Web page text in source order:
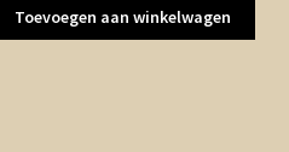
Toevoegen aan winkelwagen